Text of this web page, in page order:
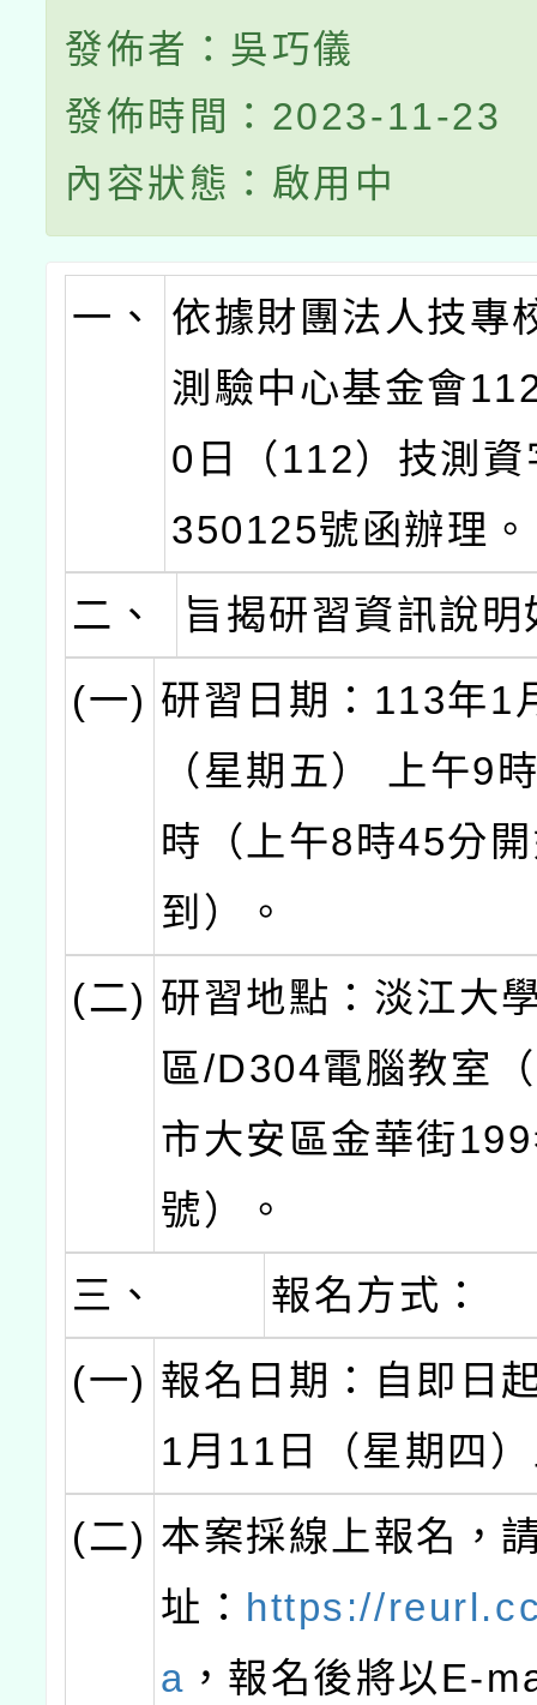
發佈者：吳巧儀
發佈時間：2023-11-23
內容狀態：啟用中
一、
依據財團法人技專
測驗中心基金會
0日（112）技測
350125號函辦理。
二、
旨揭研習資訊說明
(一) 研習日期：113年1
（星期五） 上午9
時（上午8時45分
到）。
(二) 研習地點：淡江大
區/D304電腦教室
市大安區金華街
號）。
三、
報名方式：
(一) 報名日期：自即日
1月11日（星期四
(二) 本案採線上報名，
址： https://
a ，報名後將以E-